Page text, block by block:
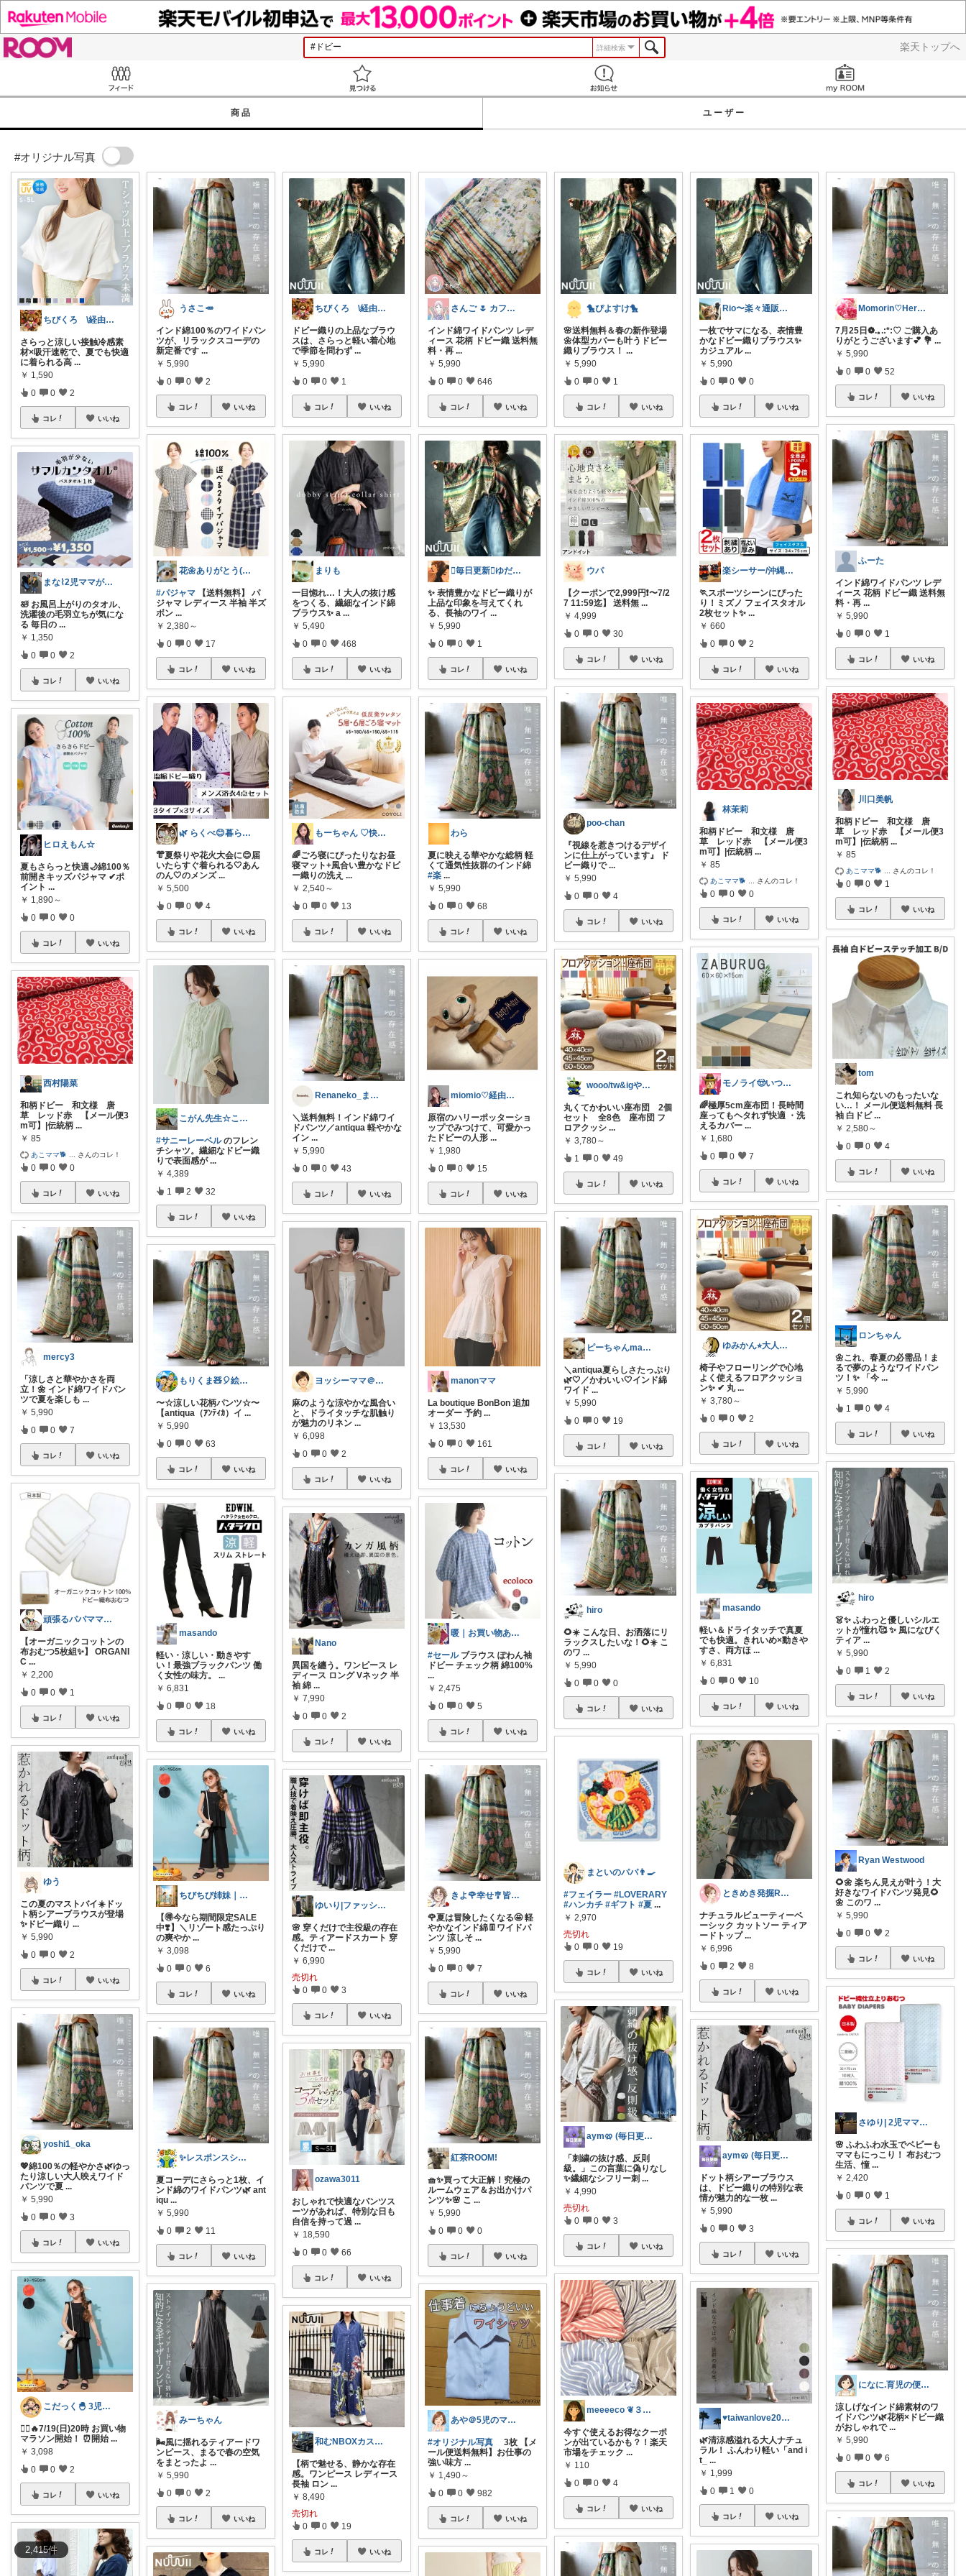
楽天トップへ
詳細検索
商品 ユーザー
#オリジナル写真
2,415件
ちびくろ \経由購入ありがとうござます/
さらっと涼しい接触冷感素
材×吸汗速乾で、夏でも快適
に着られる高 ...
￥ 1,590
0 0 2
コレ いいね
まな⌇2児ママが目指すゆとりある暮らし
🛀 お風呂上がりのタオル、
洗濯後の毛羽立ちが気にな
る 毎日の ...
￥ 1,350
0 0 2
コレ いいね
ヒロえもん☆
夏もさらっと快適🌙綿100％
前開きキッズパジャマ ✔ポ
イント ...
￥ 1,890～
0 0 0
コレ いいね
西村陽菜
和柄ドビー 和文様 唐
草 レッド赤 【メール便3
m可】|伝統柄 ...
￥ 85
あこママ🐕‍ さんのコレ！
0 0 0
コレ いいね
mercy3
「涼しさと華やかさを両
立！🌼 インド綿ワイドパン
ツで夏を楽しも ...
￥ 5,990
0 0 7
コレ いいね
頑張るパパママ応援隊@育児・子供用品紹介
【オーガニックコットンの
布おむつ5枚組✨】 ORGANI
C ...
￥ 2,200
0 0 1
コレ いいね
ゆう
この夏のマストバイ☀️ドッ
ト柄シアーブラウスが登場
✨ドビー織り ...
￥ 5,990
0 0 2
コレ いいね
yoshi1_oka
💖綿100％の軽やかさ🌿ゆっ
たり涼しい大人映えワイド
パンツで夏 ...
￥ 5,990
0 0 3
コレ いいね
こだっく🐣 3児のママ
🏃‍♀️🔥7/19(日)20時 お買い物
マラソン開始！ ⏰開始 ...
￥ 3,098
0 0 2
コレ いいね
うさこ🥕
インド綿100％のワイドパン
ツが、リラックスコーデの
新定番です ...
￥ 5,990
0 0 2
コレ いいね
花🌼ありがとう(*･ω･)*_ _)ﾍ
#パジャマ 【送料無料】 パ
ジャマ レディース 半袖 半ズ
ボン ...
￥ 2,380～
0 0 17
コレ いいね
🌿 らくべ😊暮らしの知恵といいもの
👘夏祭りや花火大会に😊届
いたらすぐ着られる🤍あん
のん🤍のメンズ ...
￥ 5,500
0 0 4
コレ いいね
こがん先生☆こがん流キャンプ
#サニーレーベルのフレン
チシャツ。繊細なドビー織
りで表面感が ...
￥ 4,389
1 2 32
コレ いいね
もりくま🧸🎈絵本他👍上限中🙇
〜☆涼しい花柄パンツ☆〜
【antiqua（ｱﾝﾃｨｶ）イ ...
￥ 5,990
0 0 63
コレ いいね
masando
軽い・涼しい・動きやす
い！最強ブラックパンツ 働
く女性の味方。
...
￥ 6,831
0 0 18
コレ いいね
ちびちび姉妹｜娘二人と豊かな暮らし
【🉐今なら期間限定SALE
中❣️】＼リゾート感たっぷり
の爽やか ...
￥ 3,098
0 0 6
コレ いいね
✨レスポンスショップ21✨
夏コーデにさらっと1枚、イ
ンド綿のワイドパンツ🌿 ant
iqu ...
￥ 5,990
0 2 11
コレ いいね
みーちゃん
🌬️風に揺れるティアードワ
ンピース、まるで春の空気
をまとったよ ...
￥ 5,990
0 0 2
コレ いいね
ちびくろ \経由購入ありがとうござます/
ドビー織りの上品なブラウ
スは、さらっと軽い着心地
で季節を問わず ...
￥ 5,990
0 0 1
コレ いいね
まりも
一目惚れ…！大人の抜け感
をつくる、繊細なインド綿
ブラウス✨ a ...
￥ 5,490
0 0 468
コレ いいね
もーちゃん ♡快適生活~旅行大好き🌈✨
🌈ごろ寝にぴったりなお昼
寝マット+風合い豊かなドビ
ー織りの洗え ...
￥ 2,540～
0 0 13
コレ いいね
Renaneko_まったりな生活
＼送料無料！インド綿ワイ
ドパンツ／antiqua 軽やかな
イン ...
￥ 5,990
0 0 43
コレ いいね
ヨッシーママ＠暮らしと服ログ
麻のような涼やかな風合い
と、ドライタッチな肌触り
が魅力のリネン ...
￥ 6,098
0 0 2
コレ いいね
Nano
異国を纏う。ワンピース レ
ディース ロング Vネック 半
袖 綿 ...
￥ 7,990
0 0 2
コレ いいね
ゆいり|ファッション👗
🌸 穿くだけで主役級の存在
感。ティアードスカート 穿
くだけで ...
￥ 6,990
売切れ
0 0 3
コレ いいね
ozawa3011
おしゃれで快適なパンツス
ーツがあれば、特別な日も
自信を持って過 ...
￥ 18,590
0 0 66
コレ いいね
和むNBOXカスタム8/5感謝🙏
【柄で魅せる、静かな存在
感。ワンピース レディース
長袖 ロン ...
￥ 8,490
売切れ
0 0 19
コレ いいね
さんご 🌷 カフェ好きのおうち充実🌷
インド綿ワイドパンツ レデ
ィース 花柄 ドビー織 送料無
料・再 ...
￥ 5,990
0 0 646
コレ いいね
🫪毎日更新🫪ゆだむパパ(ママも)
✨ 表情豊かなドビー織りが
上品な印象を与えてくれ
る、長袖のワイ ...
￥ 5,990
0 0 1
コレ いいね
わら
夏に映える華やかな総柄 軽
くて通気性抜群のインド綿
#楽 ...
￥ 5,990
0 0 68
コレ いいね
miomio♡経由購入感謝♡
原宿のハリーポッターショ
ップでみつけて、可愛かっ
たドビーの人形 ...
￥ 1,980
0 0 15
コレ いいね
manonママ
La boutique BonBon 追加
オーダー 予約...
￥ 13,530
0 0 161
コレ いいね
暖｜お買い物ありがとうございます
#セールブラウス ぽわん袖
ドビー チェック柄 綿100%
...
￥ 2,475
0 0 5
コレ いいね
きよ🌹幸せ🎐皆様のお心遣いに感謝💖
🌹夏は冒険したくなる🤩 軽
やかなインド綿👖ワイドパ
ンツ 涼しそ ...
￥ 5,990
0 0 7
コレ いいね
紅茶ROOM!
🧺✨買って大正解！究極の
ルームウェア＆お出かけパ
ンツ✨🌸 こ ...
￥ 5,990
0 0 0
コレ いいね
あや＠5児のママでもオシャレしたい‼︎
#オリジナル写真 3枚 【メ
ール便送料無料】お仕事の
強い味方 ...
￥ 1,490～
0 0 982
コレ いいね
🐤ぴよすけ🐤
🌸送料無料＆春の新作登場
🌼体型カバーも叶うドビー
織りブラウス！ ...
￥ 5,990
0 0 1
コレ いいね
ウパ
【クーポンで2,999円❗️〜7/2
7 11:59迄】 送料無 ...
￥ 4,999
0 0 30
コレ いいね
poo-chan
『視線を惹きつけるデザイ
ンに仕上がっています』 ド
ビー織りで ...
￥ 5,990
0 0 4
コレ いいね
wooo/tw&igやってます
丸くてかわいい座布団 2個
セット 全8色 座布団 フ
ロアクッシ ...
￥ 3,780～
1 0 49
コレ いいね
ピーちゃんmama🐩🎶感謝💎🙏
＼antiqua夏らしさたっぷり
🌿🤍／かわいい🤍インド綿
ワイド ...
￥ 5,990
0 0 19
コレ いいね
hiro
🌻☀️ こんな日、お洒落にリ
ラックスしたいな！🌻☀️ こ
のワ ...
￥ 5,990
0 0 0
コレ いいね
まといのパパ👨‍🍳
#フェイラー #LOVERARY
#ハンカチ #ギフト #夏 ...
￥ 2,970
売切れ
0 0 19
コレ いいね
aym🥨 (毎日更新してます🙌)
「刺繍の抜け感、反則
級。」この言葉に偽りなし
✨繊細なシフリー刺 ...
￥ 4,990
売切れ
0 0 3
コレ いいね
meeeeco ❦３児ママ ❦
今すぐ使えるお得なクーポ
ンが出ているかも？！楽天
市場をチェック ...
￥ 110
0 0 4
コレ いいね
Rio〜楽々通販生活😊
一枚でサマになる、表情豊
かなドビー織りブラウス✨
カジュアル ...
￥ 5,990
0 0 0
コレ いいね
楽シーサー/沖縄好きのおすすめROOM
🏃スポーツシーンにぴった
り！ミズノ フェイスタオル
2枚セット✨ ...
￥ 660
0 0 2
コレ いいね
林茉莉
和柄ドビー 和文様 唐
草 レッド赤 【メール便3
m可】|伝統柄 ...
￥ 85
あこママ🐕‍ さんのコレ！
0 0 0
コレ いいね
モノライ🤠いつもありがとうです！
🌈極厚5cm座布団！長時間
座ってもヘタれず快適 ・洗
えるカバー ...
￥ 1,680
0 0 7
コレ いいね
ゆみかん⭐︎大人の暮らし研究室
椅子やフローリングで心地
よく使えるフロアクッショ
ン✨ ✔ 丸 ...
￥ 3,780～
0 0 2
コレ いいね
masando
軽い＆ドライタッチで真夏
でも快適。きれいめ×動きや
すさ、両方ほ ...
￥ 6,831
0 0 10
コレ いいね
ときめき発掘ROOM
ナチュラルビューティーベ
ーシック カットソー ティア
ードトップ ...
￥ 6,996
0 2 8
コレ いいね
aym🥨 (毎日更新してます🙌)
ドット柄シアーブラウス
は、ドビー織りの特別な表
情が魅力的な一枚 ...
￥ 5,990
0 0 3
コレ いいね
♥taiwanlove2026♥
🌿清涼感溢れる大人ナチュ
ラル！ ふんわり軽い「and i
t_
...
￥ 1,999
0 1 0
コレ いいね
Momorin♡Herb Blender
7月25日❁.｡.:*:♡ ご購入あ
りがとうございます💕 💐 ...
￥ 5,990
0 0 52
コレ いいね
ふーた
インド綿ワイドパンツ レデ
ィース 花柄 ドビー織 送料無
料・再 ...
￥ 5,990
0 0 1
コレ いいね
川口美帆
和柄ドビー 和文様 唐
草 レッド赤 【メール便3
m可】|伝統柄 ...
￥ 85
あこママ🐕‍ さんのコレ！
0 0 1
コレ いいね
tom
これ知らないのもったいな
い…！ メール便送料無料 長
袖 白ドビ ...
￥ 2,580～
0 0 4
コレ いいね
ロンちゃん
🌼これ、春夏の必需品！ま
るで夢のようなワイドパン
ツ！✨ 「今 ...
￥ 5,990
1 0 4
コレ いいね
hiro
👗✨ ふわっと優しいシルエ
ットが憧れ🥰 ✨ 風になびく
ティア ...
￥ 5,990
0 1 2
コレ いいね
Ryan Westwood
🌻🌼 楽ちん見えが叶う！大
好きなワイドパンツ発見🌻
🌼 このワ ...
￥ 5,990
0 0 2
コレ いいね
さゆり| 2児ママお買い物メモ🧸
🌸 ふわふわ水玉でベビーも
ママもにっこり！ 布おむつ
生活、憧 ...
￥ 2,420
0 0 1
コレ いいね
になに.育児の便利アイテム🐈‍⬛💕
涼しげなインド綿素材のワ
イドパンツ🌿花柄×ドビー織
がおしゃれで ...
￥ 5,990
0 0 6
コレ いいね